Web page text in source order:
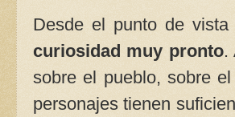
Desde el punto de
curiosidad muy pronto.
sobre el pueblo, sobre
personajes tienen